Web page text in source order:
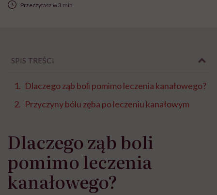
Przeczytasz w 3 min
SPIS TREŚCI
Dlaczego ząb boli pomimo leczenia kanałowego?
Przyczyny bólu zęba po leczeniu kanałowym⁣
Dlaczego ząb boli
pomimo leczenia
kanałowego?